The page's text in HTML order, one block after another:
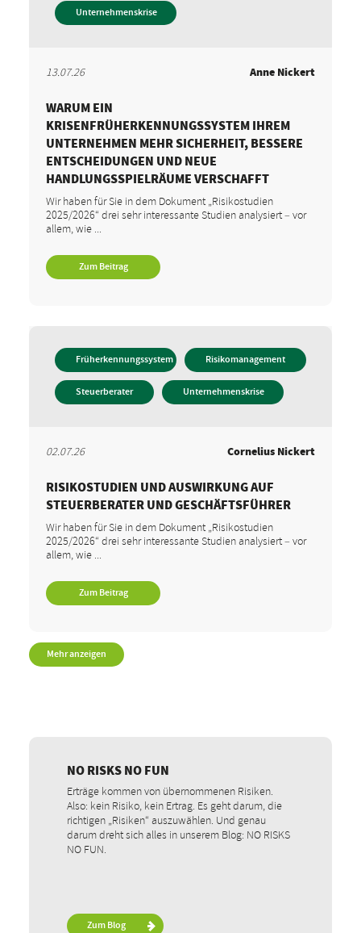
Unternehmenskrise
13.07.26 Anne Nickert
WARUM EIN
KRISENFRÜHERKENNUNGSSYSTEM IHREM
UNTERNEHMEN MEHR SICHERHEIT, BESSERE
ENTSCHEIDUNGEN UND NEUE
HANDLUNGSSPIELRÄUME VERSCHAFFT
Wir haben für Sie in dem Dokument „Risikostudien
2025/2026“ drei sehr interessante Studien analysiert – vor
allem, wie ...
Zum Beitrag
Früherkennungssystem Risikomanagement
Steuerberater Unternehmenskrise
02.07.26 Cornelius Nickert
RISIKOSTUDIEN UND AUSWIRKUNG AUF
STEUERBERATER UND GESCHÄFTSFÜHRER
Wir haben für Sie in dem Dokument „Risikostudien
2025/2026“ drei sehr interessante Studien analysiert – vor
allem, wie ...
Zum Beitrag
Mehr anzeigen
NO RISKS NO FUN
Erträge kommen von übernommenen Risiken.
Also: kein Risiko, kein Ertrag. Es geht darum, die
richtigen „Risiken“ auszuwählen. Und genau
darum dreht sich alles in unserem Blog: NO RISKS
NO FUN.
Zum Blog